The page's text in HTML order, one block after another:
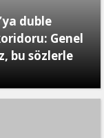
duble
Genel
bu sözlerle